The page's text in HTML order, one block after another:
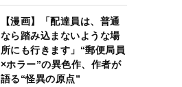
【漫画】「配達員は、普通
なら踏み込まないような場
所にも行きます」“郵便局員
×ホラー”の異色作、作者が
語る“怪異の原点”